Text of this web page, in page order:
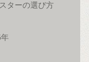
ターの選び方